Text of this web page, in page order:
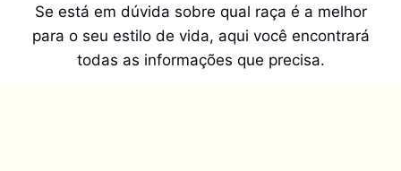
Se está em dúvida sobre qual raça é a melhor
para o seu estilo de vida, aqui você encontrará
todas as informações que precisa.